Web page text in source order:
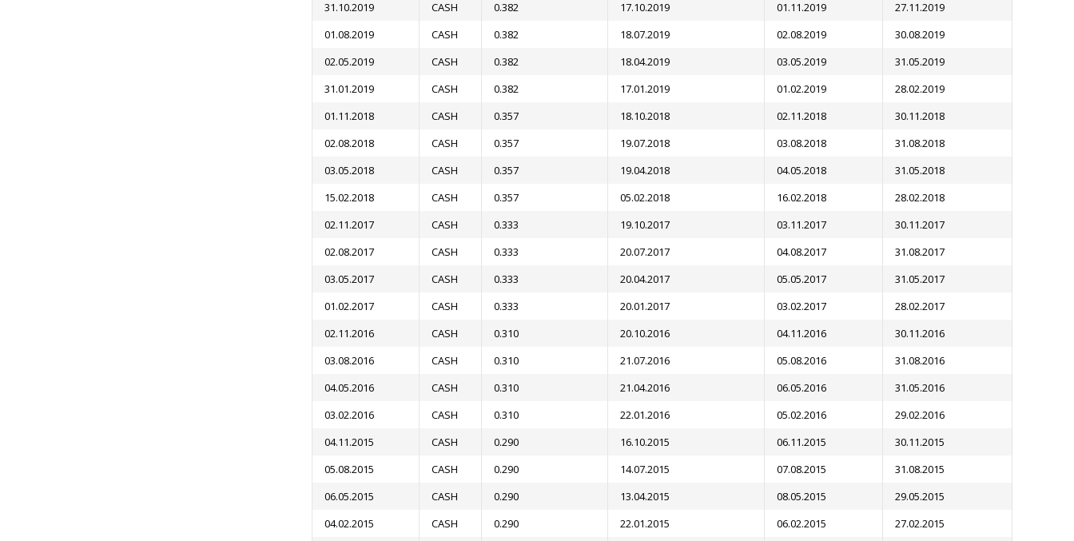
31.10.2019
CASH 0.382 17.10.2019 01.11.2019
27.11.2019
01.08.2019
CASH 0.382 18.07.2019 02.08.2019
30.08.2019
02.05.2019
CASH 0.382 18.04.2019 03.05.2019
31.05.2019
31.01.2019
CASH 0.382 17.01.2019 01.02.2019
28.02.2019
01.11.2018
CASH 0.357 18.10.2018 02.11.2018
30.11.2018
02.08.2018
CASH 0.357 19.07.2018 03.08.2018
31.08.2018
03.05.2018
CASH 0.357 19.04.2018 04.05.2018
31.05.2018
15.02.2018
CASH 0.357 05.02.2018 16.02.2018
28.02.2018
02.11.2017
CASH 0.333 19.10.2017 03.11.2017
30.11.2017
02.08.2017
CASH 0.333 20.07.2017 04.08.2017
31.08.2017
03.05.2017
CASH 0.333 20.04.2017 05.05.2017
31.05.2017
01.02.2017
CASH 0.333 20.01.2017 03.02.2017
28.02.2017
02.11.2016
CASH 0.310 20.10.2016 04.11.2016
30.11.2016
03.08.2016
CASH 0.310 21.07.2016 05.08.2016
31.08.2016
04.05.2016
CASH 0.310 21.04.2016 06.05.2016
31.05.2016
03.02.2016
CASH 0.310 22.01.2016 05.02.2016
29.02.2016
04.11.2015
CASH 0.290 16.10.2015 06.11.2015
30.11.2015
05.08.2015
CASH 0.290 14.07.2015 07.08.2015
31.08.2015
06.05.2015
CASH 0.290 13.04.2015 08.05.2015
29.05.2015
04.02.2015
CASH 0.290 22.01.2015 06.02.2015
27.02.2015